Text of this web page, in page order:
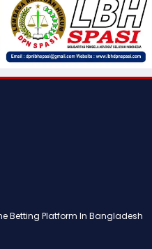
Betting Platform In Bangladesh